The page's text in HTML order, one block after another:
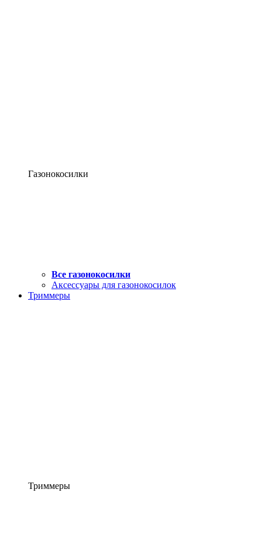
Газонокосилки
Все газонокосилки
Аксессуары для газонокосилок
Триммеры
Триммеры